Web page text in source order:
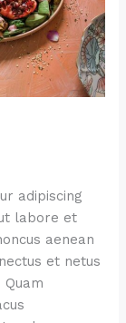
adipiscing
labore et
aenean
et netus